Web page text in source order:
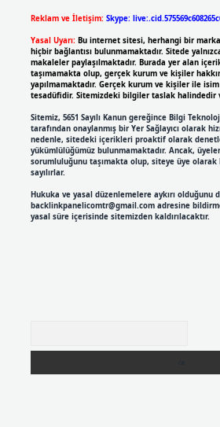
Reklam ve İletişim: Skype:
Yasal Uyarı: Bu internet sitesi, herhangi bir
hiçbir bağlantısı bulunmamaktadır. Sitede
makaleler paylaşılmaktadır. Burada yer alan
taşımamakta olup, gerçek kurum ve kişiler
yapılmamaktadır. Gerçek kurum ve kişiler ile
tesadüfidir. Sitemizdeki bilgiler taslak halindedir
Sitemiz, 5651 Sayılı Kanun gereğince Bilgi
tarafından onaylanmış bir Yer Sağlayıcı olarak
nedenle, sitedeki içerikleri proaktif olarak
yükümlülüğümüz bulunmamaktadır. Ancak,
sorumluluğunu taşımakta olup, siteye üye
sayılırlar.
Hukuka ve yasal düzenlemelere aykırı olduğunu
backlinkpanelicomtr@gmail.com adresine
yasal süre içerisinde sitemizden kaldırılacaktır.